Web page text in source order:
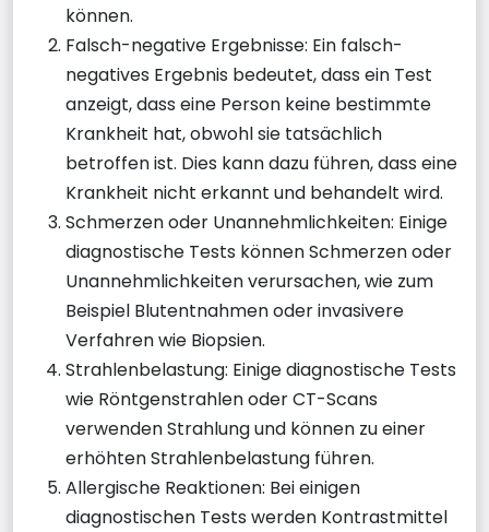
können.
Falsch-negative Ergebnisse: Ein falsch-
negatives Ergebnis bedeutet, dass ein Test
anzeigt, dass eine Person keine bestimmte
Krankheit hat, obwohl sie tatsächlich
betroffen ist. Dies kann dazu führen, dass eine
Krankheit nicht erkannt und behandelt wird.
Schmerzen oder Unannehmlichkeiten: Einige
diagnostische Tests können Schmerzen oder
Unannehmlichkeiten verursachen, wie zum
Beispiel Blutentnahmen oder invasivere
Verfahren wie Biopsien.
Strahlenbelastung: Einige diagnostische Tests
wie Röntgenstrahlen oder CT-Scans
verwenden Strahlung und können zu einer
erhöhten Strahlenbelastung führen.
Allergische Reaktionen: Bei einigen
diagnostischen Tests werden Kontrastmittel